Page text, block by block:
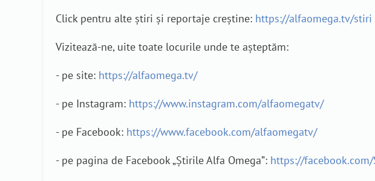
Click pentru alte știri și reportaje creștine: https://alfaomega.tv/stiri
Vizitează-ne, uite toate locurile unde te așteptăm:
- pe site: https://alfaomega.tv/
- pe Instagram: https://www.instagram.com/alfaomegatv/
- pe Facebook: https://www.facebook.com/alfaomegatv/
- pe pagina de Facebook „Știrile Alfa Omega”: https://